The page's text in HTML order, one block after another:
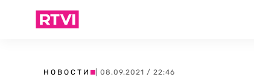
НОВОСТИ | 08.09.2021 / 22:46